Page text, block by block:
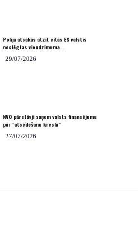
Polija atsakās atzīt citās ES valstīs
noslēgtas viendzimuma...
29/07/2026
NVO pārstāvji saņem valsts finansējumu
par “atsēdēšanu krēslā”
27/07/2026